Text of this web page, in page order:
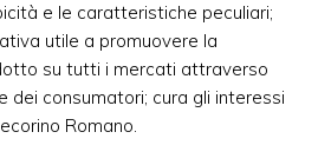
e le caratteristiche peculiari;
utile a promuovere la
su tutti i mercati attraverso
dei consumatori; cura gli interessi
Romano.